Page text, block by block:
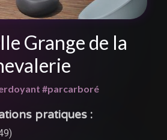
Grange de la
#parcarboré
pratiques :